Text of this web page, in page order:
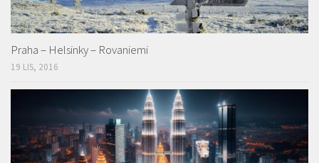
Praha – Helsinky – Rovaniemi
19 LIS, 2016